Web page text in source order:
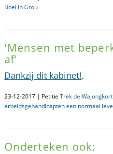
Boei in Grou
'Mensen met
af'
Dankzij dit kabinet!.
23-12-2017 | Petitie Trek de
arbeidsgehandicapten een normaal
Onderteken ook: